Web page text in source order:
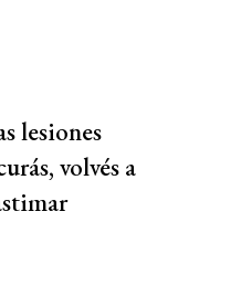
lesiones
volvés a